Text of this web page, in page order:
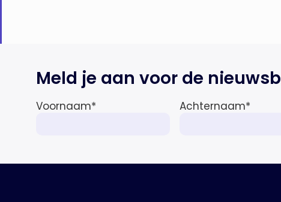
Meld je aan voor de
Voornaam* Achternaam*